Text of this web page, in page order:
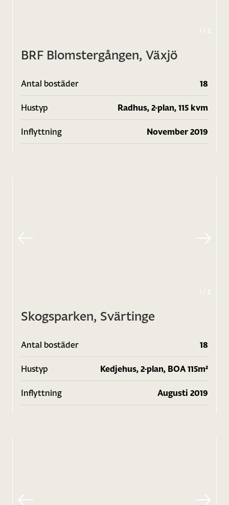
1 / 2
BRF Blomstergången, Växjö
Antal bostäder 18
Hustyp Radhus, 2-plan, 115 kvm
Inflyttning November 2019
1 / 2
Skogsparken, Svärtinge
Antal bostäder 18
Hustyp Kedjehus, 2-plan, BOA 115m²
Inflyttning Augusti 2019